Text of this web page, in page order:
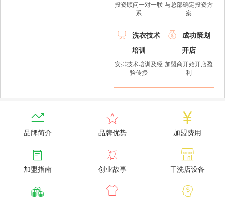
投资顾问一对一联
系
与总部确定投资方
案

洗衣技术
培训
安排技术培训及经
验传授

成功策划
开店
加盟商开始开店盈
利

品牌简介

品牌优势

加盟费用

加盟指南

创业故事

干洗店设备
  